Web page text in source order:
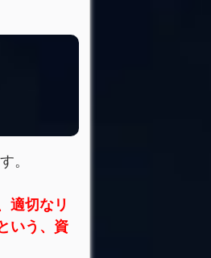
。
適切なリ
いう、資